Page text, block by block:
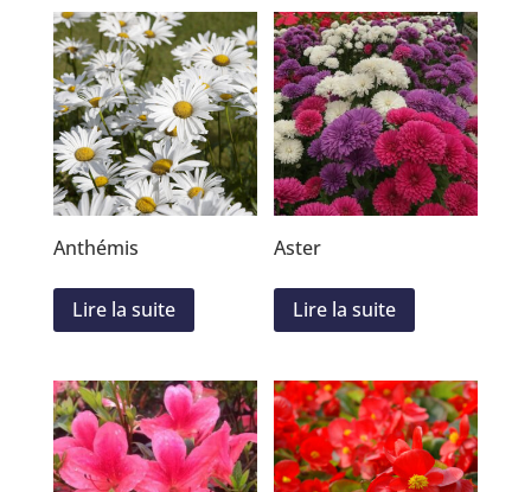
Anthémis
Lire la suite
Aster
Lire la suite